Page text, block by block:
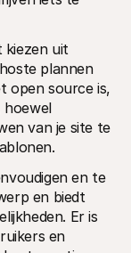
kiezen uit
plannen
open source is,
hoewel
van je site te
en te
en biedt
Er is
en